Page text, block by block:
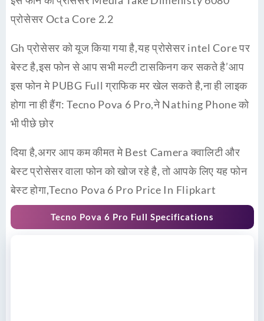
प्रोसेसर Octa Core 2.2
Gh प्रोसेसर को यूज किया गया है,यह प्रोसेसर intel Core पर
बेस्ट है,इस फोन से आप सभी मल्टी टासकिनग कर सकते है’आप
इस फोन मे PUBG Full ग्राफिक मर खेल सकते है,ना ही लाइक
होगा ना ही हैंग: Tecno Pova 6 Pro,ने Nathing Phone को
भी पीछे छोर
दिया है,अगर आप कम कीमत मे Best Camera क्वालिटी और
बेस्ट प्रोसेसर वाला फोन को खोज रहे है, तो आपके लिए यह फोन
बेस्ट होगा,Tecno Pova 6 Pro Price In Flipkart
Tecno Pova 6 Pro Full Specifications